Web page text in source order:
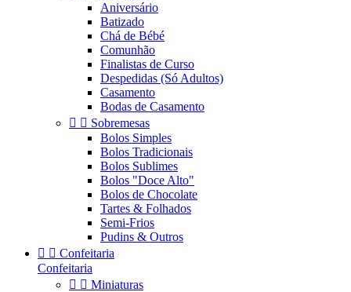
Aniversário
Batizado
Chá de Bébé
Comunhão
Finalistas de Curso
Despedidas (Só Adultos)
Casamento
Bodas de Casamento
  Sobremesas
Bolos Simples
Bolos Tradicionais
Bolos Sublimes
Bolos "Doce Alto"
Bolos de Chocolate
Tartes & Folhados
Semi-Frios
Pudins & Outros
  Confeitaria
Confeitaria
  Miniaturas